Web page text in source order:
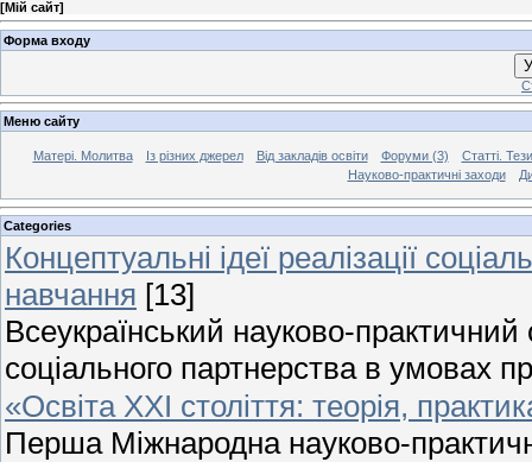
[Мій сайт]
Форма входу
Меню сайту
Матері. Молитва Із різних джерел Від закладів освіти Форуми (3)
Статті.
Науково-практичні заходи
Categories
Концептуальні ідеї реалізації
навчання [13]
Всеукраїнський науково-практичний
соціального партнерства в умовах
«Освіта ХХІ століття: теорія,
Перша Міжнародна науково-